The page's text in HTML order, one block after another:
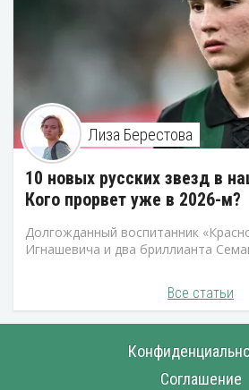
Лиза Берестова
10 новых русских звезд в
Кого прорвет уже в 2026-м?
Долгожданный воспитанник
Игнашевича и два бриллианта
Все статьи
Соглашение